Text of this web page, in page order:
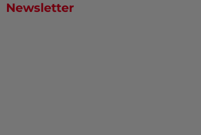
Newsletter